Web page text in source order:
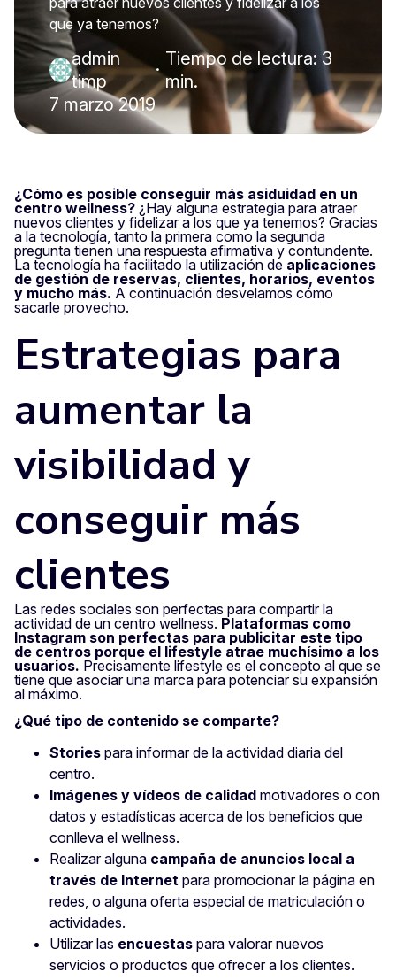
que ya tenemos?
admin
timp
·
Tiempo de lectura: 3
min.
7 marzo 2019
¿Cómo es posible conseguir más asiduidad en un
centro wellness? ¿Hay alguna estrategia para atraer
nuevos clientes y fidelizar a los que ya tenemos? Gracias
a la tecnología, tanto la primera como la segunda
pregunta tienen una respuesta afirmativa y contundente.
La tecnología ha facilitado la utilización de aplicaciones
de gestión de reservas, clientes, horarios, eventos
y mucho más. A continuación desvelamos cómo
sacarle provecho.
Estrategias para
aumentar la
visibilidad y
conseguir más
clientes
Las redes sociales son perfectas para compartir la
actividad de un centro wellness. Plataformas como
Instagram son perfectas para publicitar este tipo
de centros porque el lifestyle atrae muchísimo a los
usuarios. Precisamente lifestyle es el concepto al que se
tiene que asociar una marca para potenciar su expansión
al máximo.
¿Qué tipo de contenido se comparte?
Stories para informar de la actividad diaria del
centro.
Imágenes y vídeos de calidad motivadores o con
datos y estadísticas acerca de los beneficios que
conlleva el wellness.
Realizar alguna campaña de anuncios local a
través de Internet para promocionar la página en
redes, o alguna oferta especial de matriculación o
actividades.
Utilizar las encuestas para valorar nuevos
servicios o productos que ofrecer a los clientes.